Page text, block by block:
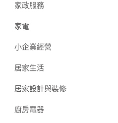
家政服務
家電
小企業經營
居家生活
居家設計與裝修
廚房電器